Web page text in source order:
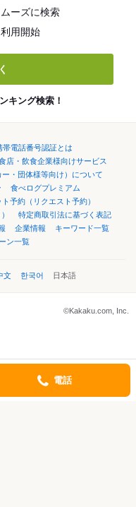
ーズに検索
用開始
キング検索！
帯電話番号認証とは
店・飲食企業様向けサービス
ー・団体様等向け）について
食べログプレミアム
ト予約（リクエスト予約）
特定商取引法に基づく表記
企業情報
キーワード一覧
ン一覧
文 한국어 日本語
©Kakaku.com, Inc.
電話